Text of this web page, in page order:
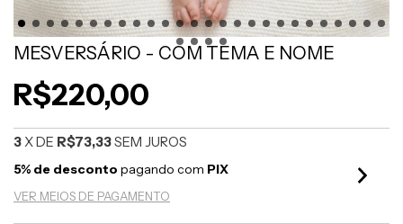
MESVERSÁRIO - COM TEMA E NOME
R$220,00
3X DE R$73,33SEM JUROS
5% de desconto pagando com PIX
VER MEIOS DE PAGAMENTO